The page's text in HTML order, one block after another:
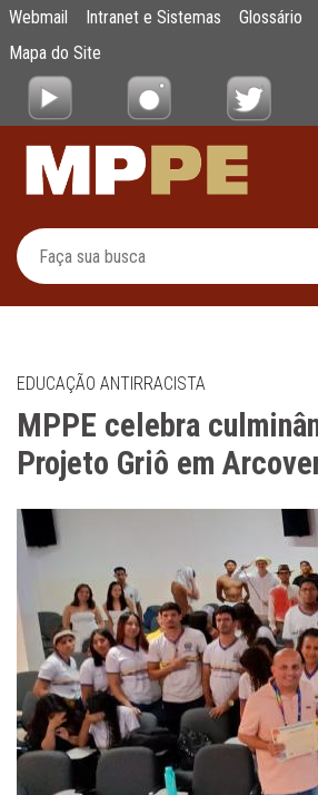
Pular para o Conteúdo principal
MPPE celebra culminância
Webmail Intranet e Sistemas Glossário
Mapa do Site
EDUCAÇÃO ANTIRRACISTA
MPPE celebra
Projeto Griô em